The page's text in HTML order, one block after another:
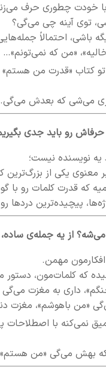
با خودت چطوری حرف
توی آینه چی می‌گی؟
باشی، احتمالاً
«من که نمی‌تونم»…
کتاب «قدرت من هستم»
می‌شی که بعدش می‌گی.
حرفاش رو باید جدی
نویسنده نیست؛
معنوی یکی از بزرگ‌ترین
که قدرت کلمات رو
پیچیده‌ترین دردها
از یه جمله‌ی
مهمن.
که کلمات‌مون،
داری به مغزت
«من باهوشم»، مغزت
نمی‌کنه با اصطلاحات
بهش می‌گی «من